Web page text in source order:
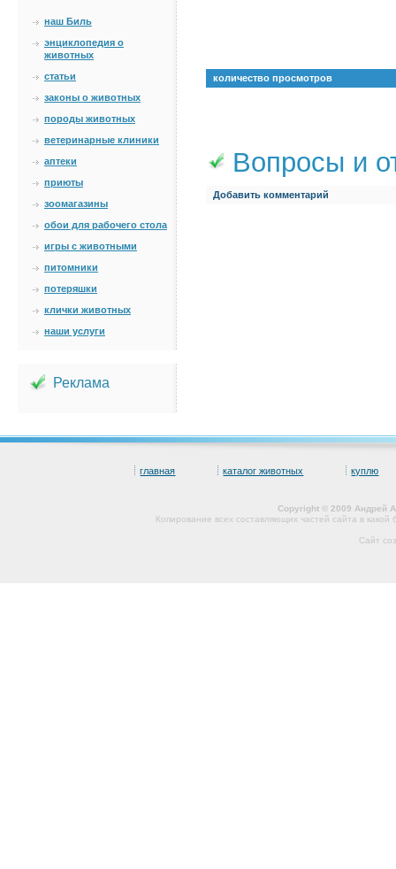
наш Биль
энциклопедия о
животных
статьи
законы о животных
породы животных
ветеринарные клиники
аптеки
приюты
зоомагазины
обои для рабочего стола
игры с животными
питомники
потеряшки
клички животных
наши услуги
Реклама
количество просмотров
Вопросы и
Добавить комментарий
главная каталог животных куплю
Copyright © 2009 Андрей
Копирование всех составляющих частей сайта в
Сайт